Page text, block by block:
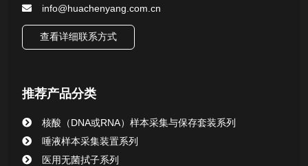
核酸（DNA&RNA）样本采集与保存套装系列
唾液样本采集装置系列
清洁验证棉签系列
info@huachenyang.com.cn
查看详细联系方式
推荐产品分类
核酸（DNA或RNA）样本采集与保存套装系列
唾液样本采集装置系列
医用无菌拭子系列